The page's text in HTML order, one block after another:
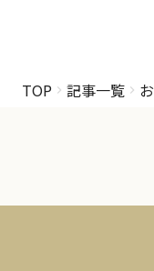
TOP 記事一覧